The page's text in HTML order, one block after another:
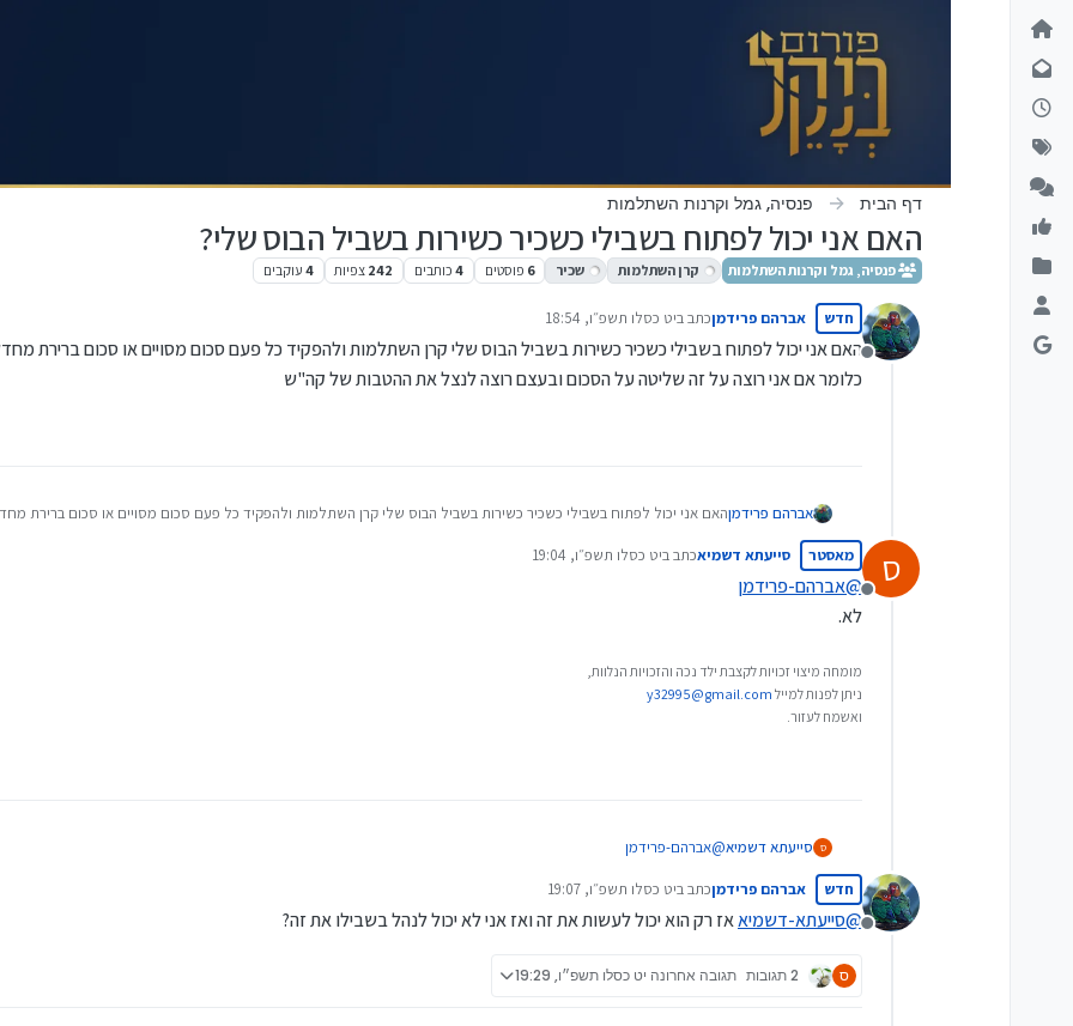
דילוג לתוכן
דף הבית פנסיה, גמל וקרנות השתלמות
האם אני יכול לפתוח בשבילי כשכיר כשירות בשביל הבוס שלי?
פנסיה, גמל וקרנות השתלמות קרן השתלמות שכיר 6 פוסטים 4 כותבים 242 צפיות 4 עוקבים
מנותק
חדש אברהם פרידמןכתב ביט כסלו תשפ״ו, 18:54
נערך לאחרונה על ידי
האם אני יכול לפתוח בשבילי כשכיר כשירות בשביל הבוס שלי קרן השתלמות ולהפקיד כל פעם סכום מסויים או סכום ברירת
כלומר אם אני רוצה על זה שליטה על הסכום ובעצם רוצה לנצל את ההטבות של קה"ש
אברהם פרידמןהאם אני יכול לפתוח בשבילי כשכיר כשירות בשביל הבוס שלי קרן השתלמות ולהפקיד כל פעם סכום מסויים או סכום ברירת
ס
מנותק
מאסטר סייעתא דשמיאכתב ביט כסלו תשפ״ו, 19:04
נערך לאחרונה על ידי
@אברהם-פרידמן
לא.
מומחה מיצוי זכויות לקצבת ילד נכה והזכויות הנלוות,
ניתן לפנות למייל y32995@gmail.com
ואשמח לעזור.
ס סייעתא דשמיא@אברהם-פרידמן
מנותק
חדש אברהם פרידמןכתב ביט כסלו תשפ״ו, 19:07
נערך לאחרונה על ידי
@סייעתא-דשמיאאז רק הוא יכול לעשות את זה ואז אני לא יכול לנהל בשבילו את זה?
ס 2 תגובות תגובה אחרונה יט כסלו תשפ״ו, 19:29